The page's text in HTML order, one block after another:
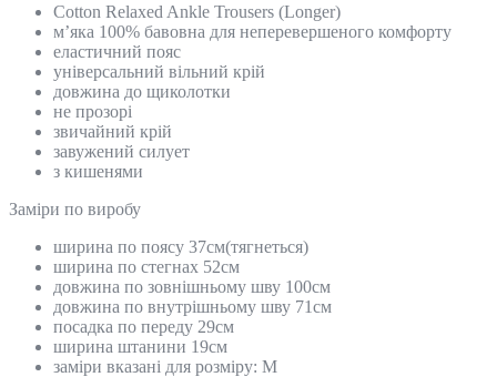
Cotton Relaxed Ankle Trousers (Longer)
м’яка 100% бавовна для неперевершеного комфорту
еластичний пояс
універсальний вільний крій
довжина до щиколотки
не прозорі
звичайний крій
завужений силует
з кишенями
Замiри по виробу
ширина по поясу 37см(тягнеться)
ширина по стегнах 52см
довжина по зовнішньому шву 100см
довжина по внутрішньому шву 71см
посадка по переду 29см
ширина штанини 19см
заміри вказані для розміру: М